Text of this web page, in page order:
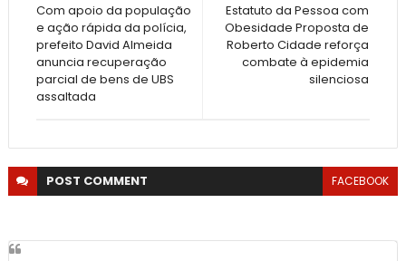
Estatuto da Pessoa com
Obesidade Proposta de
Roberto Cidade reforça
combate à epidemia
silenciosa
Com apoio da população
e ação rápida da polícia,
prefeito David Almeida
anuncia recuperação
parcial de bens de UBS
assaltada
POST COMMENT FACEBOOK